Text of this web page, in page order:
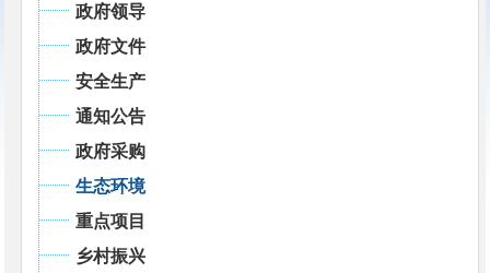
政府领导
政府文件
安全生产
通知公告
政府采购
生态环境
重点项目
乡村振兴